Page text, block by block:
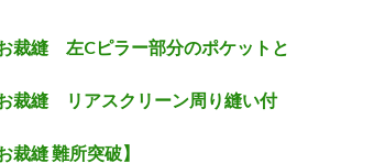
裁縫 左Cピラー部分のポケットと
裁縫 リアスクリーン周り縫い付
縫 難所突破】